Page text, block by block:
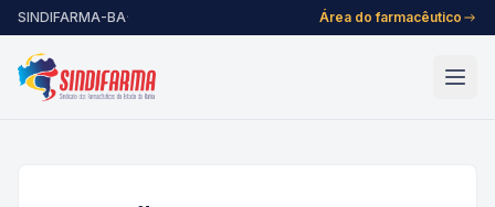
Pular para o conteúdo
SINDIFARMA-BA· Área do farmacêutico